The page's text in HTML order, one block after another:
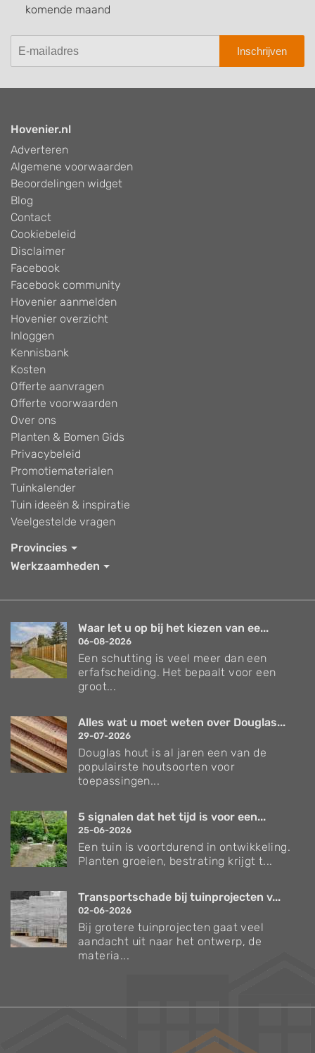
komende maand
Inschrijven
Hovenier.nl
Adverteren
Algemene voorwaarden
Beoordelingen widget
Blog
Contact
Cookiebeleid
Disclaimer
Facebook
Facebook community
Hovenier aanmelden
Hovenier overzicht
Inloggen
Kennisbank
Kosten
Offerte aanvragen
Offerte voorwaarden
Over ons
Planten & Bomen Gids
Privacybeleid
Promotiematerialen
Tuinkalender
Tuin ideeën & inspiratie
Veelgestelde vragen
Provincies
Werkzaamheden
Waar let u op bij het kiezen van ee...
06-08-2026
Een schutting is veel meer dan een
erfafscheiding. Het bepaalt voor een
groot...
Alles wat u moet weten over Douglas...
29-07-2026
Douglas hout is al jaren een van de
populairste houtsoorten voor
toepassingen...
5 signalen dat het tijd is voor een...
25-06-2026
Een tuin is voortdurend in ontwikkeling.
Planten groeien, bestrating krijgt t...
Transportschade bij tuinprojecten v...
02-06-2026
Bij grotere tuinprojecten gaat veel
aandacht uit naar het ontwerp, de
materia...
Inspiratie voor uw tuin en terras